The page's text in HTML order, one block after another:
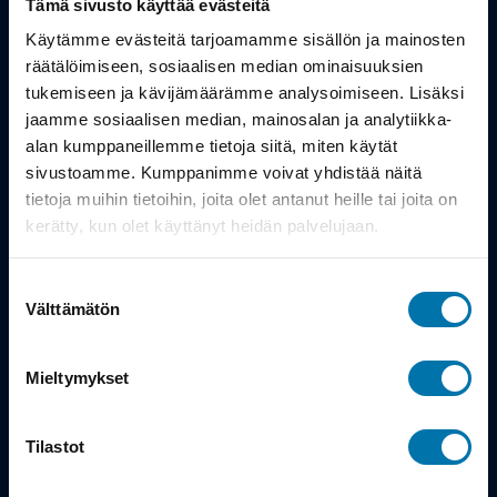
Tämä sivusto käyttää evästeitä
Käytämme evästeitä tarjoamamme sisällön ja mainosten
räätälöimiseen, sosiaalisen median ominaisuuksien
tukemiseen ja kävijämäärämme analysoimiseen. Lisäksi
jaamme sosiaalisen median, mainosalan ja analytiikka-
alan kumppaneillemme tietoja siitä, miten käytät
sivustoamme. Kumppanimme voivat yhdistää näitä
tietoja muihin tietoihin, joita olet antanut heille tai joita on
kerätty, kun olet käyttänyt heidän palvelujaan.
valinta
Välttämätön
Mieltymykset
Tilastot
Työsuhdepyörä
Info
Toimitus
Takuu ja palautukset
Maksutavat